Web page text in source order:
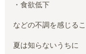
・食欲低下
などの不調を感じる
夏は知らないうちに